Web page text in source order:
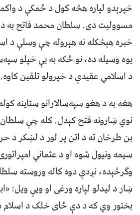
خپرېدو لپاره هڅه کول د ځمکې د
مسوولیت دی. سلطان محمد فاتح به
خبره هېڅکله نه هېروله چې وسلې د
یوه وسیله ده، نو ځکه به یې خپلو
د اسلامي عقیدې د خپرولو تلقین کاوه.
هغه به د هغو سپه‌سالارانو ستاینه
نوي ښارونه فتح کېدل. کله چې
بن طرخان ته د اتن پر لور د لښکر د
سیمه ونیول شوه او د عثماني
وګرځېده، نږدې دوه کاله وروسته
ښار د لیدلو لپاره ورغی او ویې ویل:
بختور وي که د دې ځای خلک د اسلام